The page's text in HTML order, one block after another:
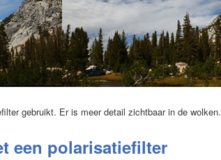
gebruikt. Er is meer detail zichtbaar in de wolken.
een polarisatiefilter